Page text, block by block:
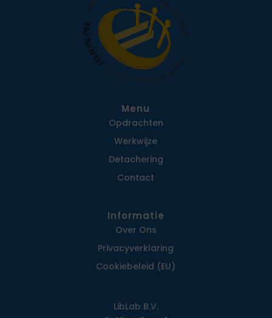
Menu
Opdrachten
Werkwijze
Detachering
Contact
Informatie
Over Ons
Privacy­verklaring
Cookiebeleid (EU)
LibLab B.V.